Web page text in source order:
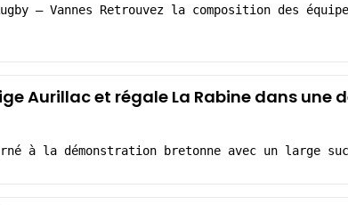
– Vannes Retrouvez la composition des
Aurillac et régale La Rabine dans
à la démonstration bretonne avec un large